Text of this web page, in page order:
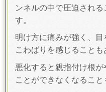
ンネルの中で圧迫され
す。
明け方に痛みが強く、目
こわばりを感じることも
悪化すると親指付け根
ことができなくなること